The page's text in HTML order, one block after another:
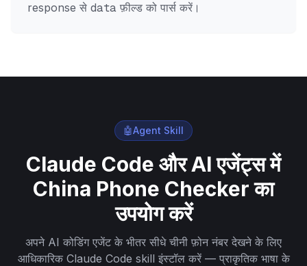
response से data फ़ील्ड को पार्स करें।
🤖Agent Skill
Claude Code और AI एजेंट्स में
China Phone Checker का
उपयोग करें
अपने AI कोडिंग एजेंट के भीतर सीधे चीनी फ़ोन नंबर देखने के लिए
आधिकारिक Claude Code skill इंस्टॉल करें — प्राकृतिक भाषा के